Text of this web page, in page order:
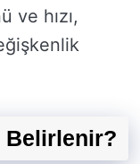
ve hızı,
Belirlenir?